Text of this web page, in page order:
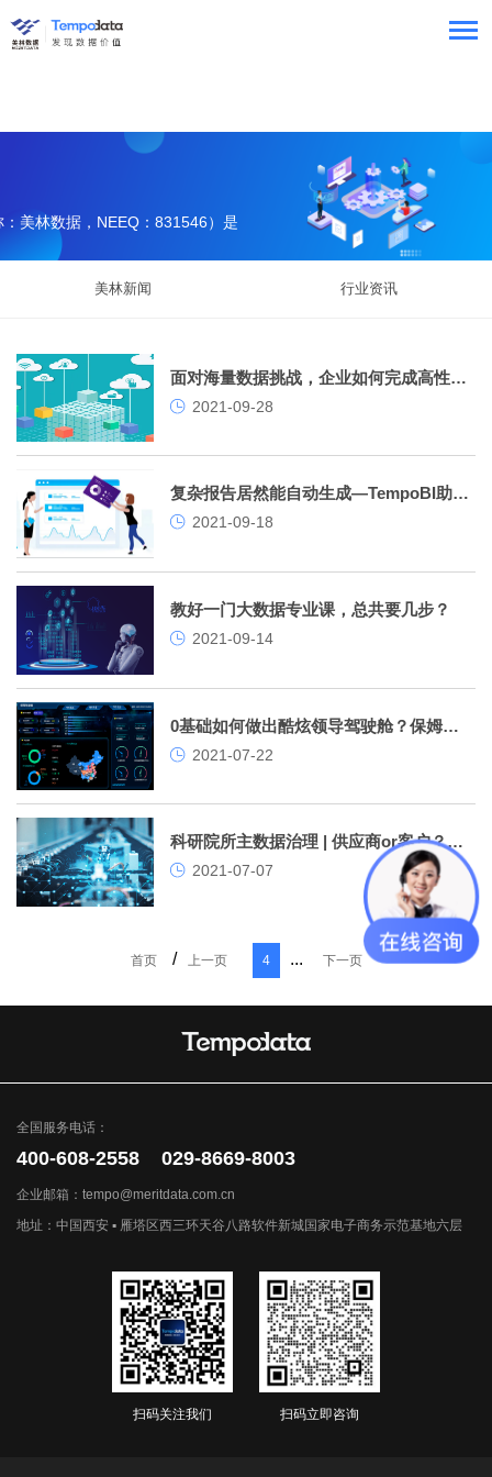
美林数据，NEEQ：831546）是
提供商。
美林新闻 行业资讯
面对海量数据挑战，企业如何完成高性能数据集成与数据处理？
2021-09-28
复杂报告居然能自动生成—TempoBI助力智慧办公
2021-09-18
教好一门大数据专业课，总共要几步？
2021-09-14
0基础如何做出酷炫领导驾驶舱？保姆级教程来了！
2021-07-22
科研院所主数据治理 | 供应商or客户？我是往来单位
2021-07-07
首页 / 上一页 4 ... 下一页
全国服务电话：
400-608-2558 029-8669-8003
企业邮箱：tempo@meritdata.com.cn
地址：中国西安 ▪ 雁塔区西三环天谷八路软件新城国家电子商务示范基地六层
扫码关注我们 扫码立即咨询